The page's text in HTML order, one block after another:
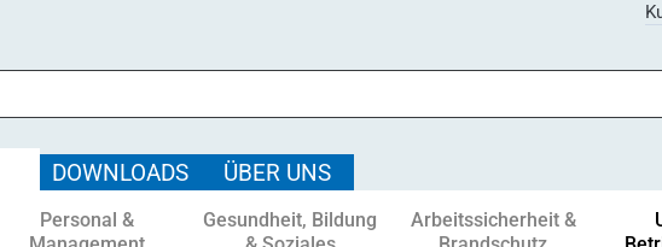
DOWNLOADS ÜBER UNS
Personal &
Gesundheit, Bildung
Arbeitssicherheit &